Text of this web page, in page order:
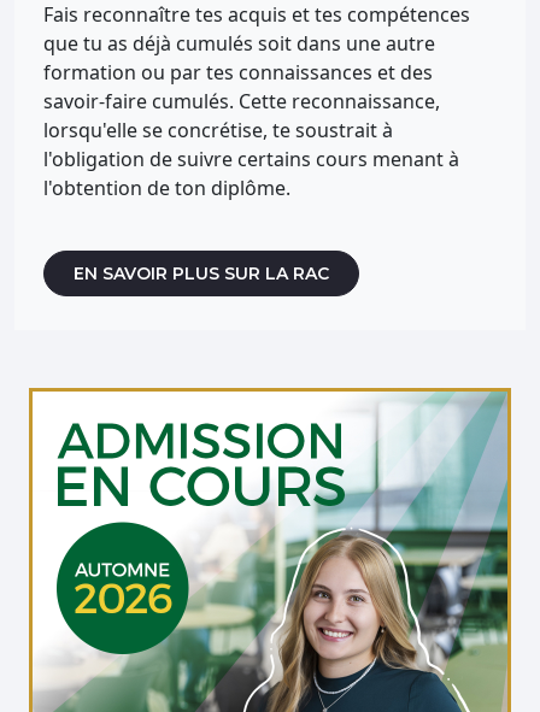
Fais reconnaître tes acquis et tes compétences
que tu as déjà cumulés soit dans une autre
formation ou par tes connaissances et des
savoir-faire cumulés. Cette reconnaissance,
lorsqu'elle se concrétise, te soustrait à
l'obligation de suivre certains cours menant à
l'obtention de ton diplôme.
EN SAVOIR PLUS SUR LA RAC